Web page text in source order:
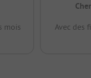
mois Avec des